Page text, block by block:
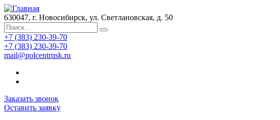
630047, г. Новосибирск, ул. Светлановская, д. 50
+7 (383) 230-39-70
+7 (383) 230-39-70
mail@polcentrnsk.ru
Заказать звонок
Оставить заявку